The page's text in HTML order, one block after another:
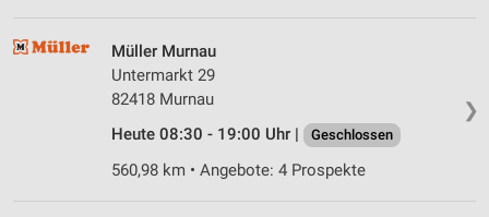
❯
Müller Murnau
Untermarkt 29
82418 Murnau
Heute 08:30 - 19:00 Uhr |
Geschlossen
560,98 km • Angebote: 4 Prospekte